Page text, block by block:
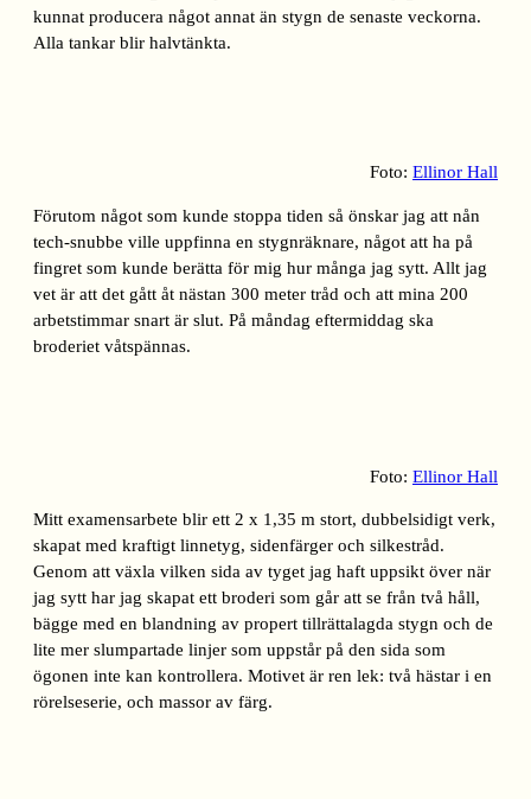
kunnat producera något annat än stygn de senaste veckorna.
Alla tankar blir halvtänkta.
Foto: Ellinor Hall
Förutom något som kunde stoppa tiden så önskar jag att nån
tech-snubbe ville uppfinna en stygnräknare, något att ha på
fingret som kunde berätta för mig hur många jag sytt. Allt jag
vet är att det gått åt nästan 300 meter tråd och att mina 200
arbetstimmar snart är slut. På måndag eftermiddag ska
broderiet våtspännas.
Foto: Ellinor Hall
Mitt examensarbete blir ett 2 x 1,35 m stort, dubbelsidigt verk,
skapat med kraftigt linnetyg, sidenfärger och silkestråd.
Genom att växla vilken sida av tyget jag haft uppsikt över när
jag sytt har jag skapat ett broderi som går att se från två håll,
bägge med en blandning av propert tillrättalagda stygn och de
lite mer slumpartade linjer som uppstår på den sida som
ögonen inte kan kontrollera. Motivet är ren lek: två hästar i en
rörelseserie, och massor av färg.